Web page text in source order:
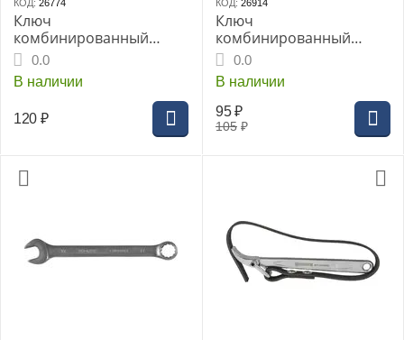
КОД: 26774
Ключ
комбинированный
THORVIK 8мм
CrV(CW00008)
0.0
В наличии
120 ₽
КОД: 26914
Ключ
комбинированный
THORVIK 9 мм серии ARC
CrV, (W30009)
0.0
В наличии
105 ₽
95 ₽